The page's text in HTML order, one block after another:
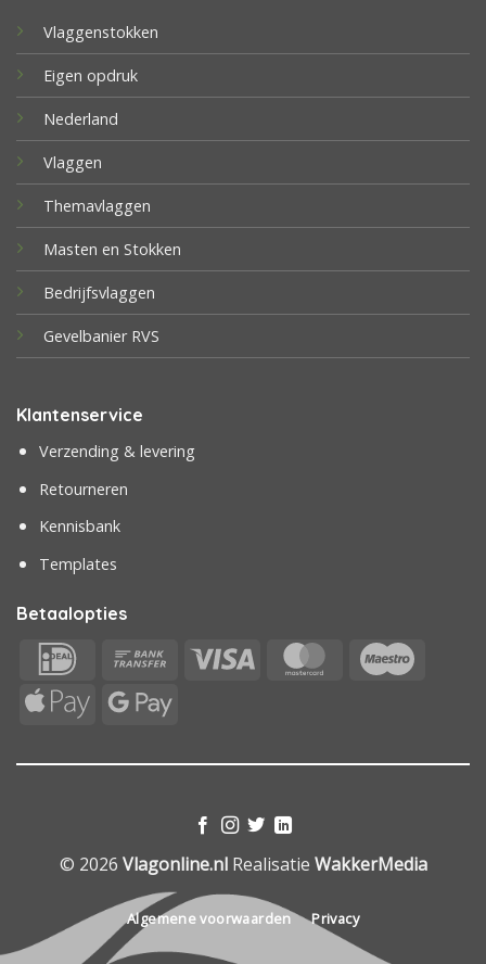
Vlaggenstokken
Eigen opdruk
Nederland
Vlaggen
Themavlaggen
Masten en Stokken
Bedrijfsvlaggen
Gevelbanier RVS
Klantenservice
Verzending & levering
Retourneren
Kennisbank
Templates
Betaalopties
IDeal
Bank
Visa MasterCard
Apple
Google
© 2026 Vlagonline.nlRealisatie WakkerMedia
Algemene voorwaarden Privacy